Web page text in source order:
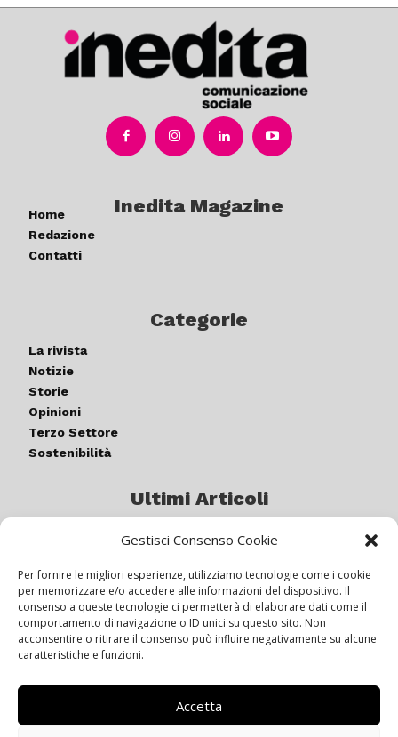
Gestisci Consenso Cookie
Per fornire le migliori esperienze, utilizziamo tecnologie come i cookie
per memorizzare e/o accedere alle informazioni del dispositivo. Il
consenso a queste tecnologie ci permetterà di elaborare dati come il
comportamento di navigazione o ID unici su questo sito. Non
acconsentire o ritirare il consenso può influire negativamente su alcune
caratteristiche e funzioni.
Accetta
Inedita Magazine
Home
Redazione
Contatti
Categorie
La rivista
Notizie
Storie
Opinioni
Terzo Settore
Sostenibilità
Ultimi Articoli
Germogli di luce: al via la quinta
IL BEER GARDEN CON IL GIALLONE
Siamo pronti a navigare “contro